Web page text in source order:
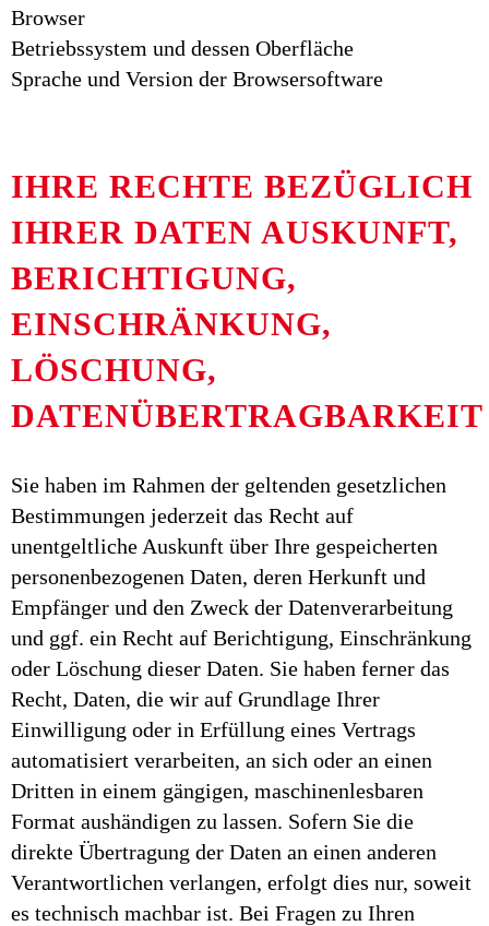
Browser
Betriebssystem und dessen Oberfläche
Sprache und Version der Browsersoftware
IHRE RECHTE BEZÜGLICH
IHRER DATEN AUSKUNFT,
BERICHTIGUNG,
EINSCHRÄNKUNG,
LÖSCHUNG,
DATENÜBERTRAGBARKEIT
Sie haben im Rahmen der geltenden gesetzlichen
Bestimmungen jederzeit das Recht auf
unentgeltliche Auskunft über Ihre gespeicherten
personenbezogenen Daten, deren Herkunft und
Empfänger und den Zweck der Datenverarbeitung
und ggf. ein Recht auf Berichtigung, Einschränkung
oder Löschung dieser Daten. Sie haben ferner das
Recht, Daten, die wir auf Grundlage Ihrer
Einwilligung oder in Erfüllung eines Vertrags
automatisiert verarbeiten, an sich oder an einen
Dritten in einem gängigen, maschinenlesbaren
Format aushändigen zu lassen. Sofern Sie die
direkte Übertragung der Daten an einen anderen
Verantwortlichen verlangen, erfolgt dies nur, soweit
es technisch machbar ist. Bei Fragen zu Ihren